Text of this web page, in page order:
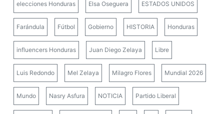
elecciones Honduras Elsa Oseguera ESTADOS UNIDOS
Farándula Fútbol Gobierno HISTORIA Honduras
influencers Honduras Juan Diego Zelaya Libre
Luis Redondo Mel Zelaya Milagro Flores Mundial 2026
Mundo Nasry Asfura NOTICIA Partido Liberal